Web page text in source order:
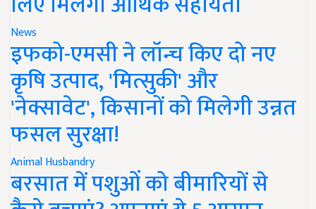
News
इफको-एमसी ने लॉन्च किए दो नए
कृषि उत्पाद, 'मित्सुकी' और
'नेक्सावेट', किसानों को मिलेगी उन्नत
फसल सुरक्षा!
Animal Husbandry
बरसात में पशुओं को बीमारियों से